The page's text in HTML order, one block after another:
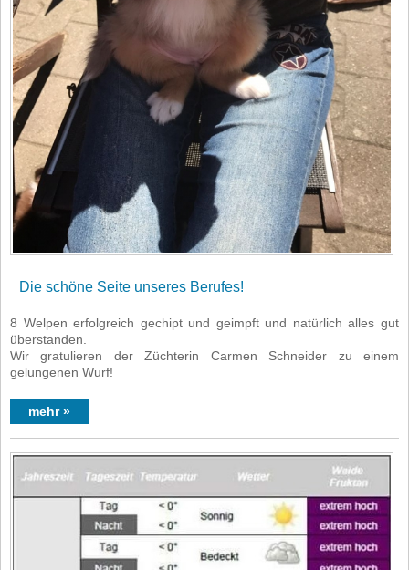
Die schöne Seite unseres Berufes!
8 Welpen erfolgreich gechipt und geimpft und natürlich alles gut
überstanden.
Wir gratulieren der Züchterin Carmen Schneider zu einem
gelungenen Wurf!
mehr »